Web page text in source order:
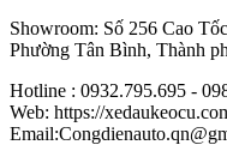
Showroom: Số 256 Cao
Phường Tân Bình, Thành
Hotline : 0932.795.695 -
Web: https://